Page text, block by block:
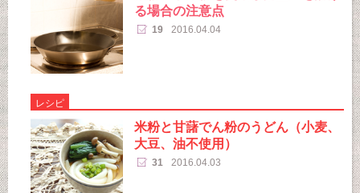
る場合の注意点
19 2016.04.04
レシピ
米粉と甘藷でん粉のうどん（小麦、
大豆、油不使用）
31 2016.04.03